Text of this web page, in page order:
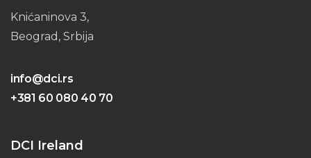
Knićaninova 3,
Beograd, Srbija
info@dci.rs
+381 60 080 40 70
DCI Ireland